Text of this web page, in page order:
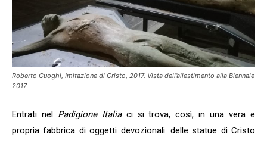
Roberto Cuoghi, Imitazione di Cristo, 2017. Vista dell’allestimento alla Biennale
2017
Entrati nel Padigione Italiaci si trova, così, in una vera e
propria fabbrica di oggetti devozionali: delle statue di Cristo